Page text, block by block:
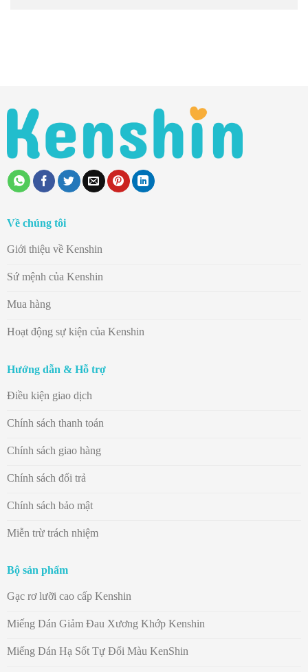
Về chúng tôi
Giới thiệu về Kenshin
Sứ mệnh của Kenshin
Mua hàng
Hoạt động sự kiện của Kenshin
Hướng dẫn & Hỗ trợ
Điều kiện giao dịch
Chính sách thanh toán
Chính sách giao hàng
Chính sách đổi trả
Chính sách bảo mật
Miễn trừ trách nhiệm
Bộ sản phẩm
Gạc rơ lưỡi cao cấp Kenshin
Miếng Dán Giảm Đau Xương Khớp Kenshin
Miếng Dán Hạ Sốt Tự Đổi Màu KenShin